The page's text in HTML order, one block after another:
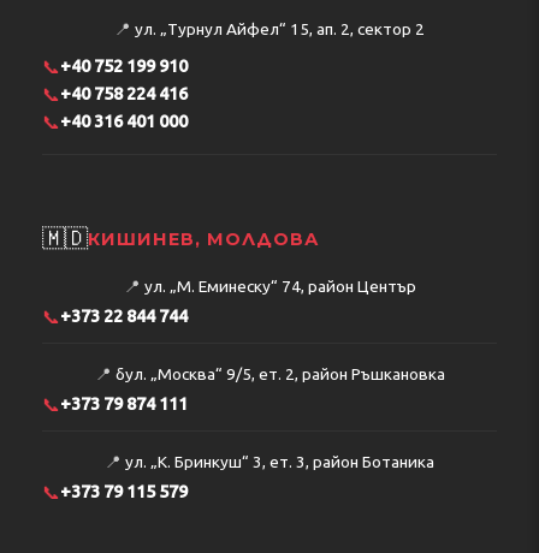
📍 ул. „Турнул Айфел“ 15, ап. 2, сектор 2
📞+40 752 199 910
📞+40 758 224 416
📞+40 316 401 000
🇲🇩КИШИНЕВ, МОЛДОВА
📍 ул. „М. Еминеску“ 74, район Център
📞+373 22 844 744
📍 бул. „Москва“ 9/5, ет. 2, район Ръшкановка
📞+373 79 874 111
📍 ул. „К. Бринкуш“ 3, ет. 3, район Ботаника
📞+373 79 115 579